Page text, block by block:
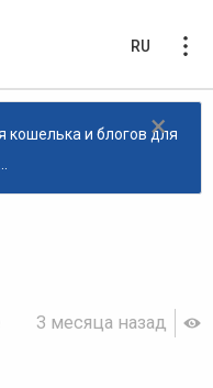
RU
×
и блогов для
3 месяца назад